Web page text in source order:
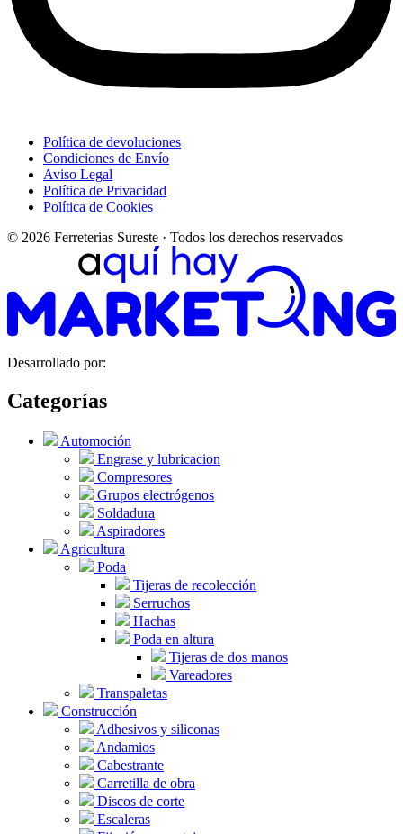
Política de devoluciones
Condiciones de Envío
Aviso Legal
Política de Privacidad
Política de Cookies
© 2026 Ferreterias Sureste · Todos los derechos reservados
Desarrollado por:
Categorías
Automoción
Engrase y lubricacion
Compresores
Grupos electrógenos
Soldadura
Aspiradores
Agricultura
Poda
Tijeras de recolección
Serruchos
Hachas
Poda en altura
Tijeras de dos manos
Vareadores
Transpaletas
Construcción
Adhesivos y siliconas
Andamios
Cabestrante
Carretilla de obra
Discos de corte
Escaleras